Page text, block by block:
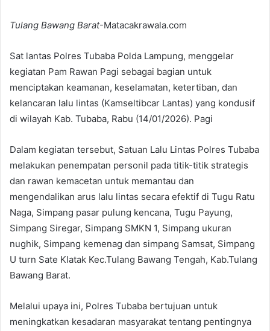
Tulang Bawang Barat-Matacakrawala.com
Sat lantas Polres Tubaba Polda Lampung, menggelar
kegiatan Pam Rawan Pagi sebagai bagian untuk
menciptakan keamanan, keselamatan, ketertiban, dan
kelancaran lalu lintas (Kamseltibcar Lantas) yang kondusif
di wilayah Kab. Tubaba, Rabu (14/01/2026). Pagi
Dalam kegiatan tersebut, Satuan Lalu Lintas Polres Tubaba
melakukan penempatan personil pada titik-titik strategis
dan rawan kemacetan untuk memantau dan
mengendalikan arus lalu lintas secara efektif di Tugu Ratu
Naga, Simpang pasar pulung kencana, Tugu Payung,
Simpang Siregar, Simpang SMKN 1, Simpang ukuran
nughik, Simpang kemenag dan simpang Samsat, Simpang
U turn Sate Klatak Kec.Tulang Bawang Tengah, Kab.Tulang
Bawang Barat.
Melalui upaya ini, Polres Tubaba bertujuan untuk
meningkatkan kesadaran masyarakat tentang pentingnya